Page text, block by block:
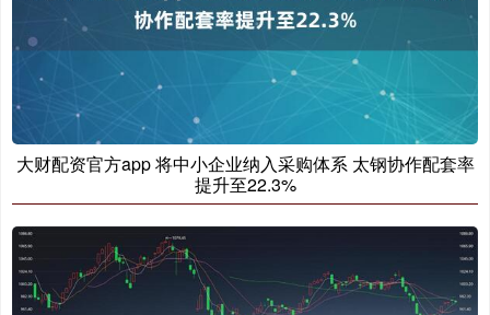
大财配资官方app 将中小企业纳入采购体系 太钢协作配套率
提升至22.3%